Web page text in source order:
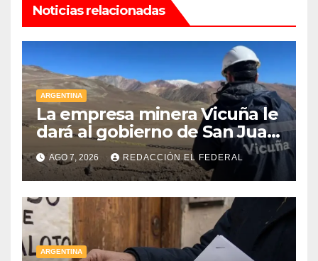
Noticias relacionadas
ARGENTINA
La empresa minera Vicuña le
dará al gobierno de San Juan
U$D 250 millones cómo un
aporte extraordinario y no
reembolsable
AGO 7, 2026 REDACCIÓN EL FEDERAL
ARGENTINA